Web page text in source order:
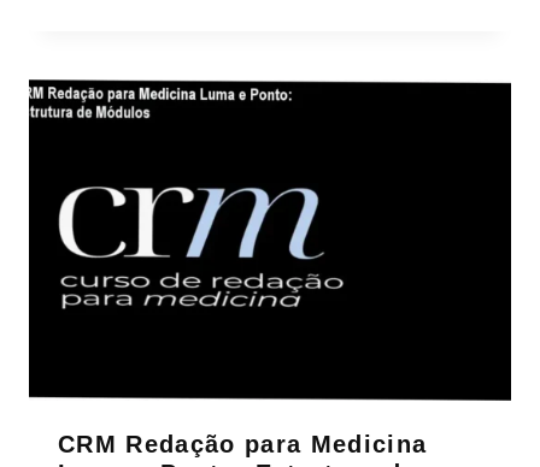
CRM Redação para Medicina